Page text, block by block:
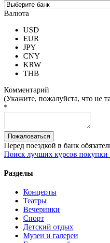
Валюта
USD
EUR
JPY
CNY
KRW
THB
Комментарий
(Укажите, пожалуйста, что не
*
Перед поездкой в банк
Поиск лучших курсов покупки
Разделы
Концерты
Театры
Вечеринки
Спорт
Детский отдых
Музеи и галереи